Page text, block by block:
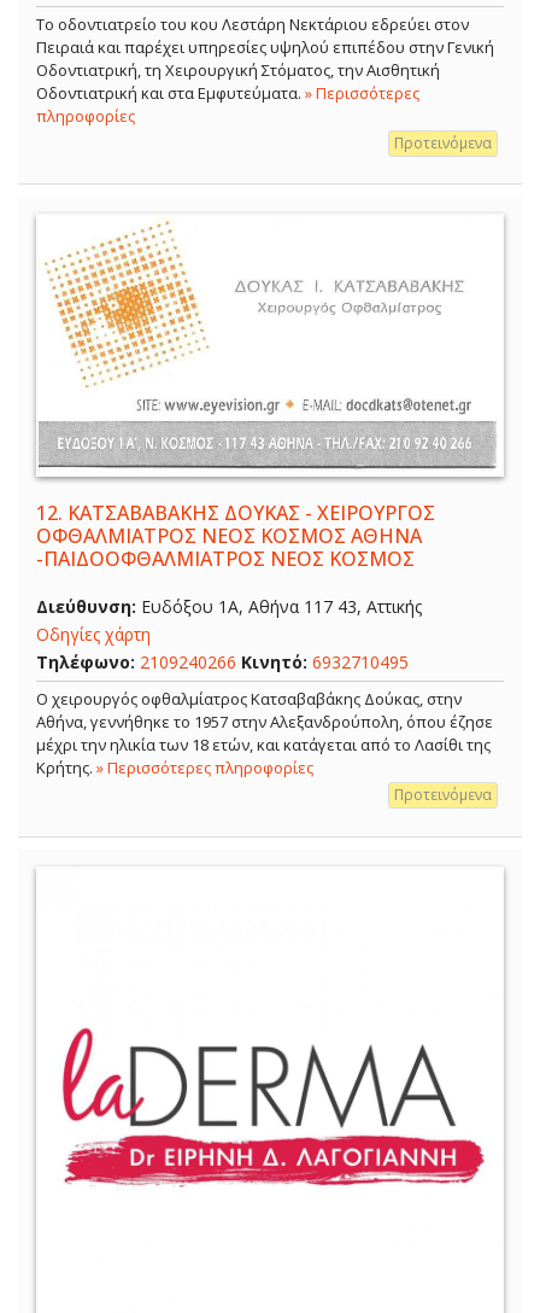
Το οδοντιατρείο του κου Λεστάρη Νεκτάριου εδρεύει στον
Πειραιά και παρέχει υπηρεσίες υψηλού επιπέδου στην Γενική
Οδοντιατρική, τη Χειρουργική Στόματος, την Αισθητική
Οδοντιατρική και στα Εμφυτεύματα. » Περισσότερες
πληροφορίες
Προτεινόμενα
12. ΚΑΤΣΑΒΑΒΑΚΗΣ ΔΟΥΚΑΣ - ΧΕΙΡΟΥΡΓΟΣ
ΟΦΘΑΛΜΙΑΤΡΟΣ ΝΕΟΣ ΚΟΣΜΟΣ ΑΘΗΝΑ
-ΠΑΙΔΟΟΦΘΑΛΜΙΑΤΡΟΣ ΝΕΟΣ ΚΟΣΜΟΣ
Διεύθυνση: Ευδόξου 1Α, Αθήνα 117 43, Αττικής
Οδηγίες χάρτη
Τηλέφωνο: 2109240266 Κινητό: 6932710495
Ο χειρουργός οφθαλμίατρος Κατσαβαβάκης Δούκας, στην
Αθήνα, γεννήθηκε το 1957 στην Αλεξανδρούπολη, όπου έζησε
μέχρι την ηλικία των 18 ετών, και κατάγεται από το Λασίθι της
Κρήτης. » Περισσότερες πληροφορίες
Προτεινόμενα